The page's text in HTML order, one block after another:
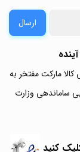
ارسال
کالا مارکت مفتخر به
ساماندهی وزارت
کنید